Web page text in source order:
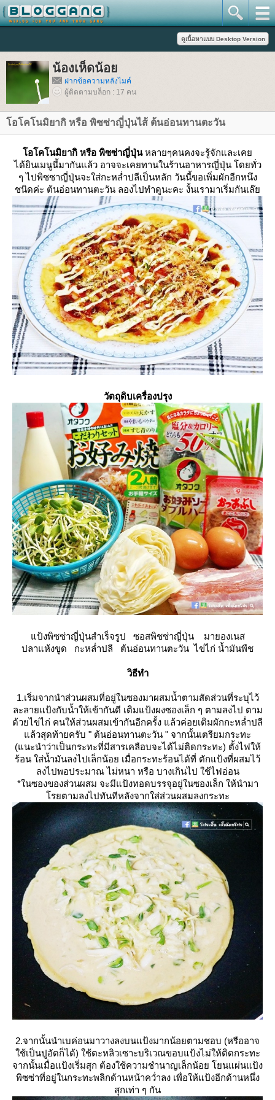
น้องเห็ดน้อ
ฝากข้อความหลังไมค์
ผู้ติดตามบล็อก : 17 คน
อโคโนมิยากิ หรือ พิซซ่าญี่ปุ่นไส้ ต้นอ่อนทานตะวัน
อโคโนมิยากิ หรือ พิซซ่าญี่ปุ่นหลายๆคนคงจะรู้จักและเค
ได้ยินเมนูนี้มากันแล้ว อาจจะเคยทานในร้านอาหารญี่ปุ่น โดยทั่ว
ๆ ไปพิซซาญี่ปุ่นจะใส่กะหล่ำปลีเป็นหลัก วันนี้ขอเพิ่มผักอีกหนึง
ชนิดค่ะ ต้นอ่อนทานตะวัน ลองไปทำดูนะคะ งั้นเรามาเริ่มกันเล๊
วัตถุดิบเครื่องปรุง
ป้งพิซซ่าญี่ปุ่นสำเร็จรูป ซอสพิชซ่าญี่ปุ่น มายองเนส
ปลาแห้งขูด กะหล่ำปลี ต้นอ่อนทานตะวัน ไข่ไก่ น้ำมันพืช
วิธีทำ
1.เริ่มจากนำส่วนผสมที่อยู่ในซองมาผสมน้ำตามสัดส่วนที่ระบุไว้
ละลายแป้งกับน้ำให้เข้ากันดี เติมแป้งผงซองเล็ก ๆ ตามลงไป ตาม
ด้วยไข่ไก่ คนให้ส่วนผสมเข้ากันอีกครั้ง แล้วค่อยเติมผักกะหล่ำปลี
ล้วสุดท้ายครับ " ต้นอ่อนทานตะวัน " จากนั้นเตรียมกระทะ
(แนะนำว่าเป็นกระทะที่มีสารเคลือบจะได้ไม่ติดกระทะ) ตั้งไฟให้
ร้อน ใส่น้ำมันลงไปเล็กน้อย เมื่อกระทะร้อนได้ที่ ตักแป้งที่ผสมไว้
ลงไปพอประมาณ ไม่หนา หรือ บางเกินไป ใช้ไฟอ่อน
*ในซองของส่วนผสม จะมีแป้งทอดบรรจุอยู่ในซองเล็ก ให้นำมา
รยตามลงไปทันทีหลังจากใส่ส่วนผสมลงกระทะ
2.จากนั้นนำเบค่อนมาวางลงบนแป้งมากน้อยตามชอบ (หรืออาจ
ช้เป็นปูอัดก็ได้) ใช้ตะหลิวเซาะบริเวณขอบแป้งไม่ให้ติดกระทะ
จากนั้นเมื่อแป้งเริ่มสุก ต้องใช้ความชำนาญเล็กน้อย โยนแผ่นแป้ง
พิซซ่าที่อยู่ในกระทะพลิกด้านหน้าคว่ำลง เพื่อให้แป้งอีกด้านหนึ่ง
สุกเท่า ๆ กัน